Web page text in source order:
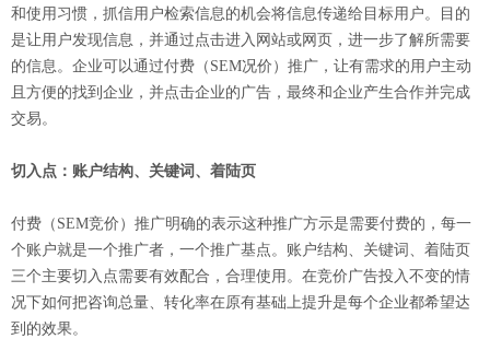
和使用习惯，抓信用户检索信息的机会将信息传递给目标用户。目的
是让用户发现信息，并通过点击进入网站或网页，进一步了解所需要
的信息。企业可以通过付费（SEM况价）推广，让有需求的用户主动
且方便的找到企业，并点击企业的广告，最终和企业产生合作并完成
交易。
切入点：账户结构、关键词、着陆页
付费（SEM竞价）推广明确的表示这种推广方示是需要付费的，每一
个账户就是一个推广者，一个推广基点。账户结构、关键词、着陆页
三个主要切入点需要有效配合，合理使用。在竞价广告投入不变的情
况下如何把咨询总量、转化率在原有基础上提升是每个企业都希望达
到的效果。